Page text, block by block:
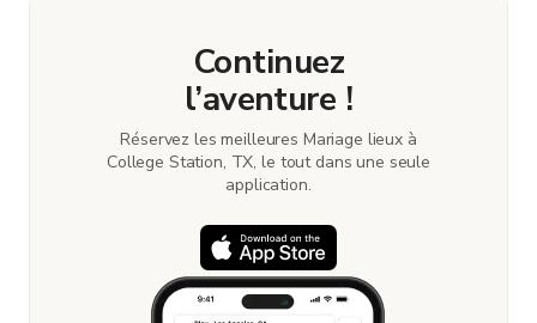
Excellente lumière et beaucoup de lumière naturelle
provenant des fenêtres pour jouer avec. Je recommande
vivement ce lieu pour le tournage. Vous ne le
Continuez
l’aventure !
Réservez les meilleures Mariage lieux à
College Station, TX, le tout dans une seule
application.